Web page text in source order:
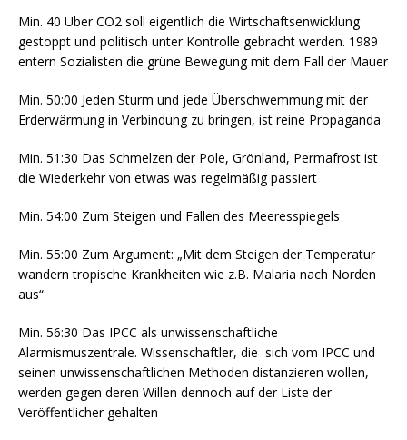
Min. 40 Über CO2 soll eigentlich die Wirtschaftsenwicklung
gestoppt und politisch unter Kontrolle gebracht werden. 1989
entern Sozialisten die grüne Bewegung mit dem Fall der Mauer
Min. 50:00 Jeden Sturm und jede Überschwemmung mit der
Erderwärmung in Verbindung zu bringen, ist reine Propaganda
Min. 51:30 Das Schmelzen der Pole, Grönland, Permafrost ist
die Wiederkehr von etwas was regelmäßig passiert
Min. 54:00 Zum Steigen und Fallen des Meeresspiegels
Min. 55:00 Zum Argument: „Mit dem Steigen der Temperatur
wandern tropische Krankheiten wie z.B. Malaria nach Norden
aus“
Min. 56:30 Das IPCC als unwissenschaftliche
Alarmismuszentrale. Wissenschaftler, die sich vom IPCC und
seinen unwissenschaftlichen Methoden distanzieren wollen,
werden gegen deren Willen dennoch auf der Liste der
Veröffentlicher gehalten